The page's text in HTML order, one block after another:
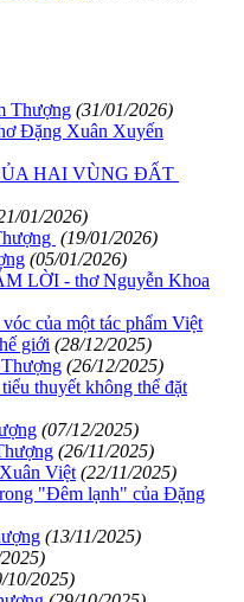
Thượng (31/01/2026)
Đặng Xuân Xuyến
HAI VÙNG ĐẤT
01/2026)
(19/01/2026)
(05/01/2026)
LỜI - thơ Nguyễn Khoa
của một tác phẩm Việt
giới (28/12/2025)
(26/12/2025)
thuyết không thể đặt
(07/12/2025)
(26/11/2025)
Việt (22/11/2025)
"Đêm lạnh" của Đặng
(13/11/2025)
10/2025)